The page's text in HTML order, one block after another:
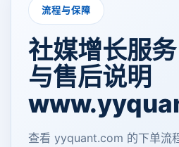
流程与保障
社媒增长服
与售后说明
查看 yyquant.com 的下单流